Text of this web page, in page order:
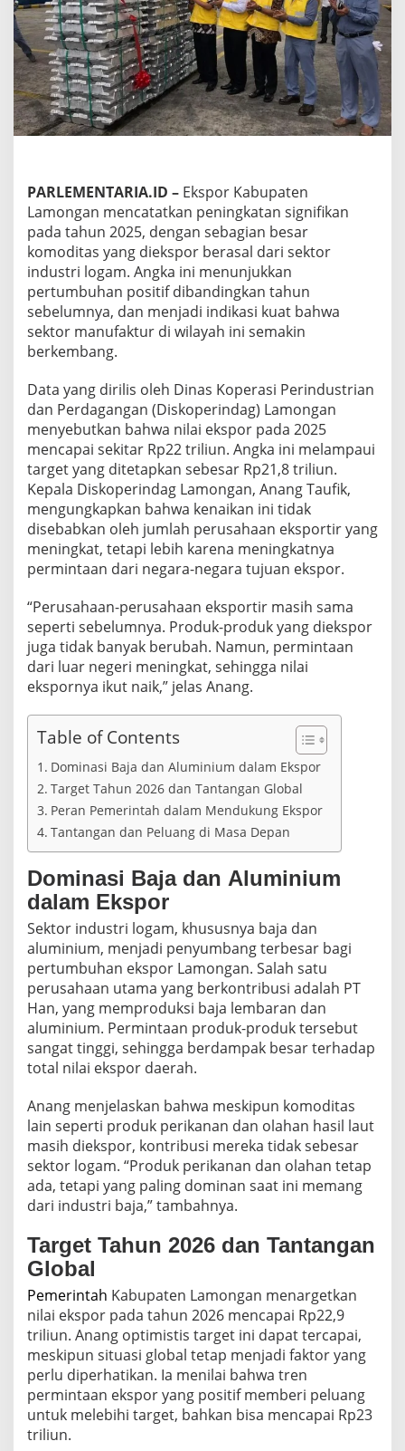
L
a
m
o
n
g
a
n
D
o
r
o
n
g
S
e
k
t
o
n
d
u
s
t
i
L
o
g
a
m
PARLEMENTARIA.ID – Ekspor Kabupaten
Lamongan mencatatkan peningkatan signifikan
pada tahun 2025, dengan sebagian besar
komoditas yang diekspor berasal dari sektor
industri logam. Angka ini menunjukkan
pertumbuhan positif dibandingkan tahun
sebelumnya, dan menjadi indikasi kuat bahwa
sektor manufaktur di wilayah ini semakin
berkembang.
Data yang dirilis oleh Dinas Koperasi Perindustrian
dan Perdagangan (Diskoperindag) Lamongan
menyebutkan bahwa nilai ekspor pada 2025
mencapai sekitar Rp22 triliun. Angka ini melampaui
target yang ditetapkan sebesar Rp21,8 triliun.
Kepala Diskoperindag Lamongan, Anang Taufik,
mengungkapkan bahwa kenaikan ini tidak
disebabkan oleh jumlah perusahaan eksportir yang
meningkat, tetapi lebih karena meningkatnya
permintaan dari negara-negara tujuan ekspor.
“Perusahaan-perusahaan eksportir masih sama
seperti sebelumnya. Produk-produk yang diekspor
juga tidak banyak berubah. Namun, permintaan
dari luar negeri meningkat, sehingga nilai
ekspornya ikut naik,” jelas Anang.
Table of Contents
Dominasi Baja dan Aluminium dalam Ekspor
Target Tahun 2026 dan Tantangan Global
Peran Pemerintah dalam Mendukung Ekspor
Tantangan dan Peluang di Masa Depan
Dominasi Baja dan Aluminium
dalam Ekspor
Sektor industri logam, khususnya baja dan
aluminium, menjadi penyumbang terbesar bagi
pertumbuhan ekspor Lamongan. Salah satu
perusahaan utama yang berkontribusi adalah PT
Han, yang memproduksi baja lembaran dan
aluminium. Permintaan produk-produk tersebut
sangat tinggi, sehingga berdampak besar terhadap
total nilai ekspor daerah.
Anang menjelaskan bahwa meskipun komoditas
lain seperti produk perikanan dan olahan hasil laut
masih diekspor, kontribusi mereka tidak sebesar
sektor logam. “Produk perikanan dan olahan tetap
ada, tetapi yang paling dominan saat ini memang
dari industri baja,” tambahnya.
Target Tahun 2026 dan Tantangan
Global
Pemerintah Kabupaten Lamongan menargetkan
nilai ekspor pada tahun 2026 mencapai Rp22,9
triliun. Anang optimistis target ini dapat tercapai,
meskipun situasi global tetap menjadi faktor yang
perlu diperhatikan. Ia menilai bahwa tren
permintaan ekspor yang positif memberi peluang
untuk melebihi target, bahkan bisa mencapai Rp23
triliun.